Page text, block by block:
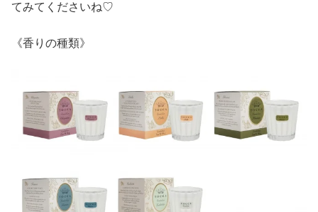
てみてくださいね♡
《香りの種類》